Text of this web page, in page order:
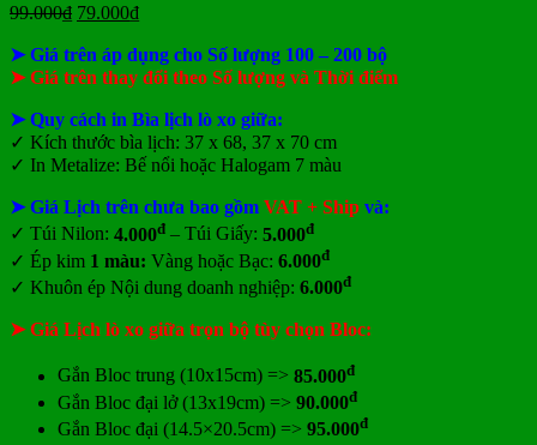
99.000₫ Giá
là:
99.000₫.
79.000₫Giá
tại
là:
➤ Giá trên áp dụng cho Số lượng 100 – 200 bộ
➤ Giá trên thay đổi theo Số lượng và Thời điểm
➤Quy cách in Bìa lịch lò xo giữa:
✓ Kích thước bìa lịch: 37 x 68, 37 x 70 cm
✓ In Metalize: Bế nổi hoặc Halogam 7 màu
➤ Giá Lịch trên chưa bao gồm VAT + Ship và:
✓ Túi Nilon: 4.000đ – Túi Giấy: 5.000đ
✓ Ép kim 1 màu: Vàng hoặc Bạc: 6.000đ
✓ Khuôn ép Nội dung doanh nghiệp: 6.000đ
➤ Giá Lịch lò xo giữa trọn bộ tùy chọn Bloc:
Gắn Bloc trung (10x15cm) => 85.000đ
Gắn Bloc đại lở (13x19cm) => 90.000đ
Gắn Bloc đại (14.5×20.5cm) => 95.000đ